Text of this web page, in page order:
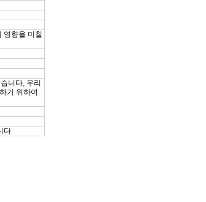
영향을 미칠
니다, 우리
기 위하여
다